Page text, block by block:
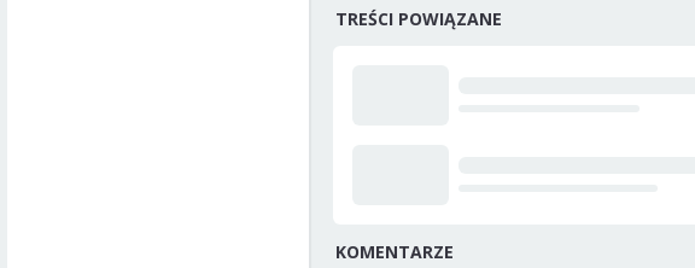
TREŚCI POWIĄZANE
KOMENTARZE